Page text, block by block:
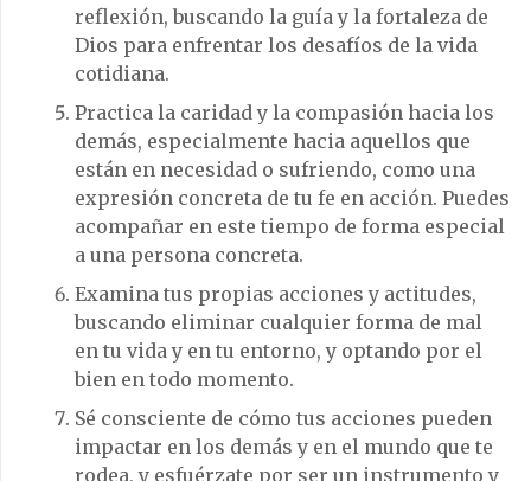
reflexión, buscando la guía y la fortaleza de
Dios para enfrentar los desafíos de la vida
cotidiana.
Practica la caridad y la compasión hacia los
demás, especialmente hacia aquellos que
están en necesidad o sufriendo, como una
expresión concreta de tu fe en acción. Puedes
acompañar en este tiempo de forma especial
a una persona concreta.
Examina tus propias acciones y actitudes,
buscando eliminar cualquier forma de mal
en tu vida y en tu entorno, y optando por el
bien en todo momento.
Sé consciente de cómo tus acciones pueden
impactar en los demás y en el mundo que te
rodea, y esfuérzate por ser un instrumento y